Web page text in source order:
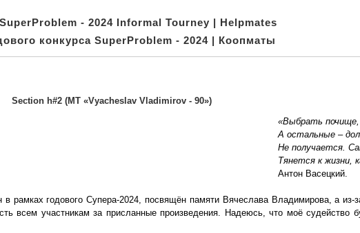
- 2024 Informal Tourney | Helpmates
конкурса SuperProblem - 2024 | Коопматы
Section h#2 (MT «Vyacheslav Vladimirov - 90»)
«Выбрать почище,
А остальные –
Не получается.
Тянется к жизни,
Антон Васецкий.
рамках годового Супера-2024, посвящён памяти Вячеслава Владимирова, а из-
всем участникам за присланные произведения. Надеюсь, что моё судейство